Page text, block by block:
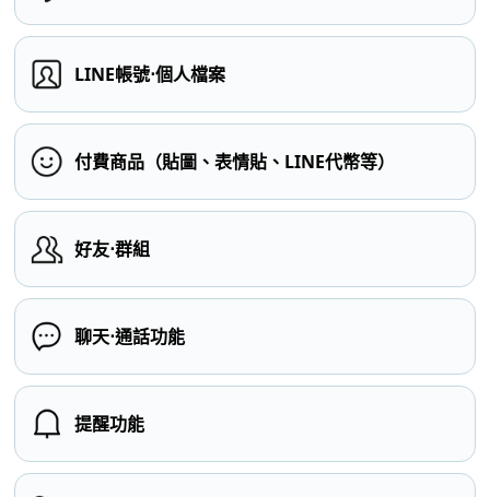
LINE帳號⋅個人檔案
付費商品（貼圖、表情貼、LINE代幣等）
好友⋅群組
聊天⋅通話功能
提醒功能